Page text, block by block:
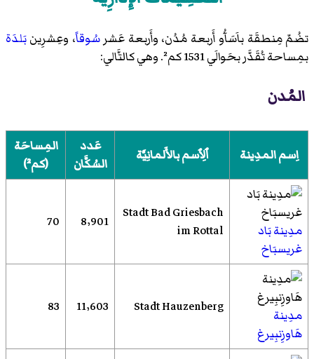
فيتزمانسبيرغ
تضُمّ مِنطقَة باَسَآُو أَربعة مُدُن، وأَربعة عَشرسُوقاً، وعِشرِينبَلدَة
بمِساحة تُقَدَّر بحَوالَي 1531 كم². وهي كالتَّالي:
المُدن
اِسم المدِينة ٱلِٱسم بالأَلمانِيَّة
عَدد
السُكَّان
المِساحَة
(كم²)
مدِينة بَاد
غريسبَاخ
Stadt Bad Griesbach
im Rottal
8٬901 70
مدِينة
هَاوزِنبِيرغ
Stadt Hauzenberg 11٬603 83